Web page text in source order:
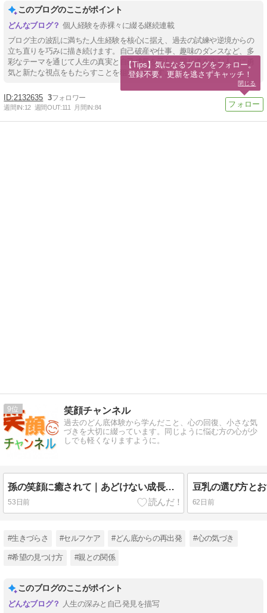
このブログのここがポイント
個人経験を赤裸々に綴る継続連載
ブログ主の波乱に満ちた人生経験を核心に据え、過去の試練や逆境からの
立ち直りを巧みに描き続けます。自己破産や仕事、趣味のダンスなど、多
彩なテーマを通じて人生の真実と自己成長を示し、同じ道を歩む人々に勇
気と新たな視点をもたらすことを狙いとします。
2132635 3
週間IN:12 週間OUT:111 月間IN:84
9 笑顔チャンネル
過去のどん底体験から学んだこと、心の回復、小さな気
づきを大切に綴っています。同じように悩む方の心が少
しでも軽くなりますように。
孫の笑顔に癒されて｜あどけない成長を見守りながら気づいた子育てへの想い
53日前 62日前
#生きづらさ #セルフケア #どん底からの再出発 #心の気づき
#希望の見つけ方 #親との関係
このブログのここがポイント
人生の深みと自己発見を描写
【Tips】気になるブログをフォロー。
登録不要。更新を逃さずキャッチ！
閉じる